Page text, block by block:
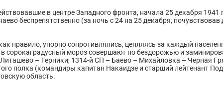
в центре Западного фронта, начала 25 декабря
беспрепятственно (за ночь с 24 на 25 декабря,
правило, упорно сопротивлялись, цепляясь за каждый
сорокаградусный мороз совершают по бездорожью и
– Терники; 1314-й СП – Баево – Михайловка – Черная
полка (командиры капитан Накаидзе и старший лейтенант
область.